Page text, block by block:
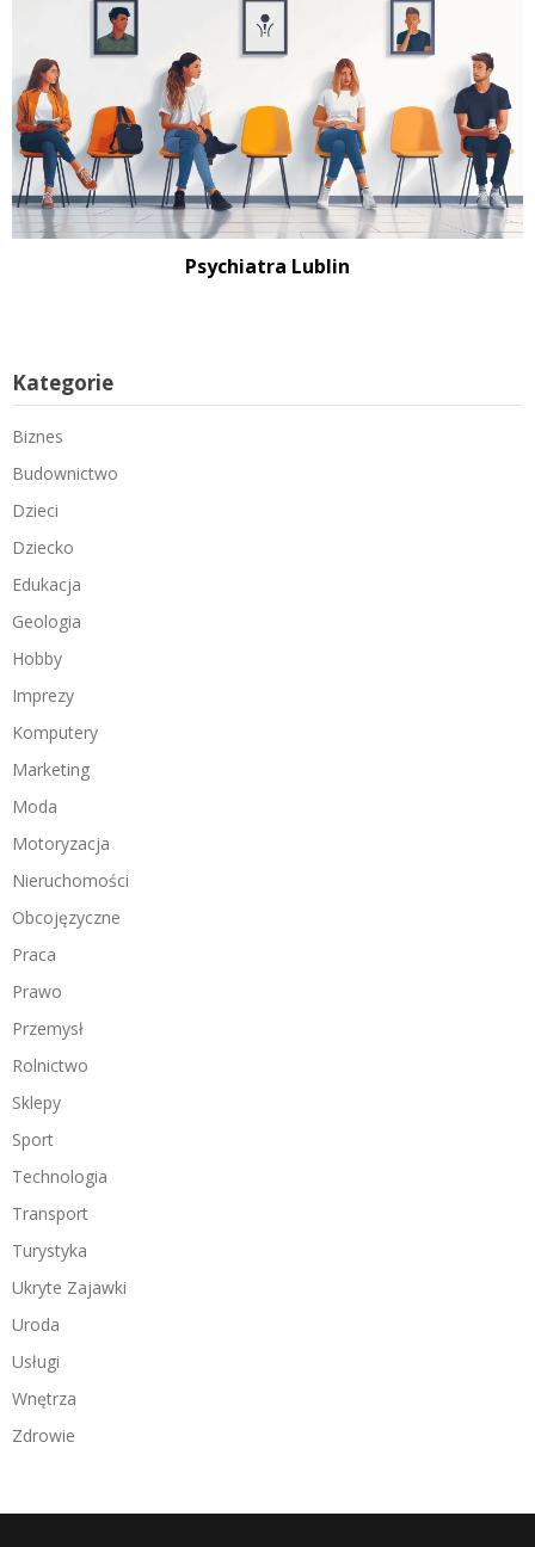
Psychiatra Lublin
Kategorie
Biznes
Budownictwo
Dzieci
Dziecko
Edukacja
Geologia
Hobby
Imprezy
Komputery
Marketing
Moda
Motoryzacja
Nieruchomości
Obcojęzyczne
Praca
Prawo
Przemysł
Rolnictwo
Sklepy
Sport
Technologia
Transport
Turystyka
Ukryte Zajawki
Uroda
Usługi
Wnętrza
Zdrowie